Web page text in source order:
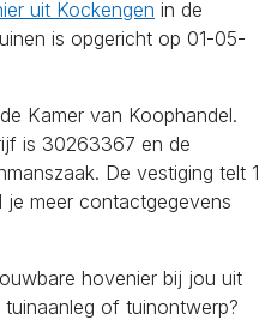
uit Kockengen in de
is opgericht op 01-05-
Kamer van Koophandel.
is 30263367 en de
De vestiging telt 1
je meer contactgegevens
hovenier bij jou uit
of tuinontwerp?